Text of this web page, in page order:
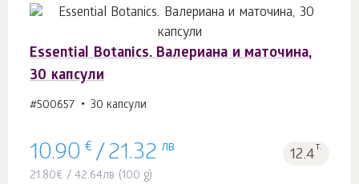
Essential Botanics. Валериана и маточина,
30 капсули
#500657 30 капсули
10.90 € /21.32 лв 12.4т.
21.80€ /42.64лв (100 g)